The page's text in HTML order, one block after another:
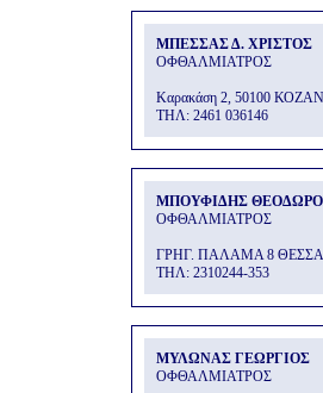
ΜΠΕΣΣΑΣ Δ. ΧΡΙΣΤΟΣ
ΟΦΘΑΛΜΙΑΤΡΟΣ
Καρακάση 2, 50100
THΛ: 2461 036146
ΜΠΟΥΦΙΔΗΣ
ΟΦΘΑΛΜΙΑΤΡΟΣ
ΓΡΗΓ. ΠΑΛΑΜΑ 8
THΛ: 2310244-353
ΜΥΛΩΝΑΣ ΓΕΩΡΓΙΟΣ
ΟΦΘΑΛΜΙΑΤΡΟΣ